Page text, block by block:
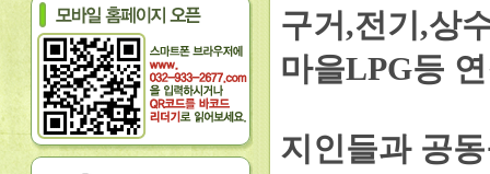
구거,전기,상
마을LPG등
지인들과 공